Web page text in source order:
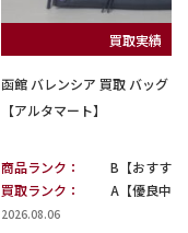
買取実績
函館 バレンシア 買取 バッグ｜
【アルタマート】
商品ランク：
B【おすすめ
買取ランク：
A【優良中古
2026.08.06